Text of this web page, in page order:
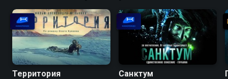
Территория Санктум